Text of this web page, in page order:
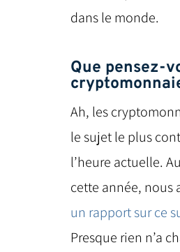
dans le monde.
Que pensez-
Ah, les
le sujet le plus
l’heure actuelle.
cette année, nous
un rapport sur ce
Presque rien n’a